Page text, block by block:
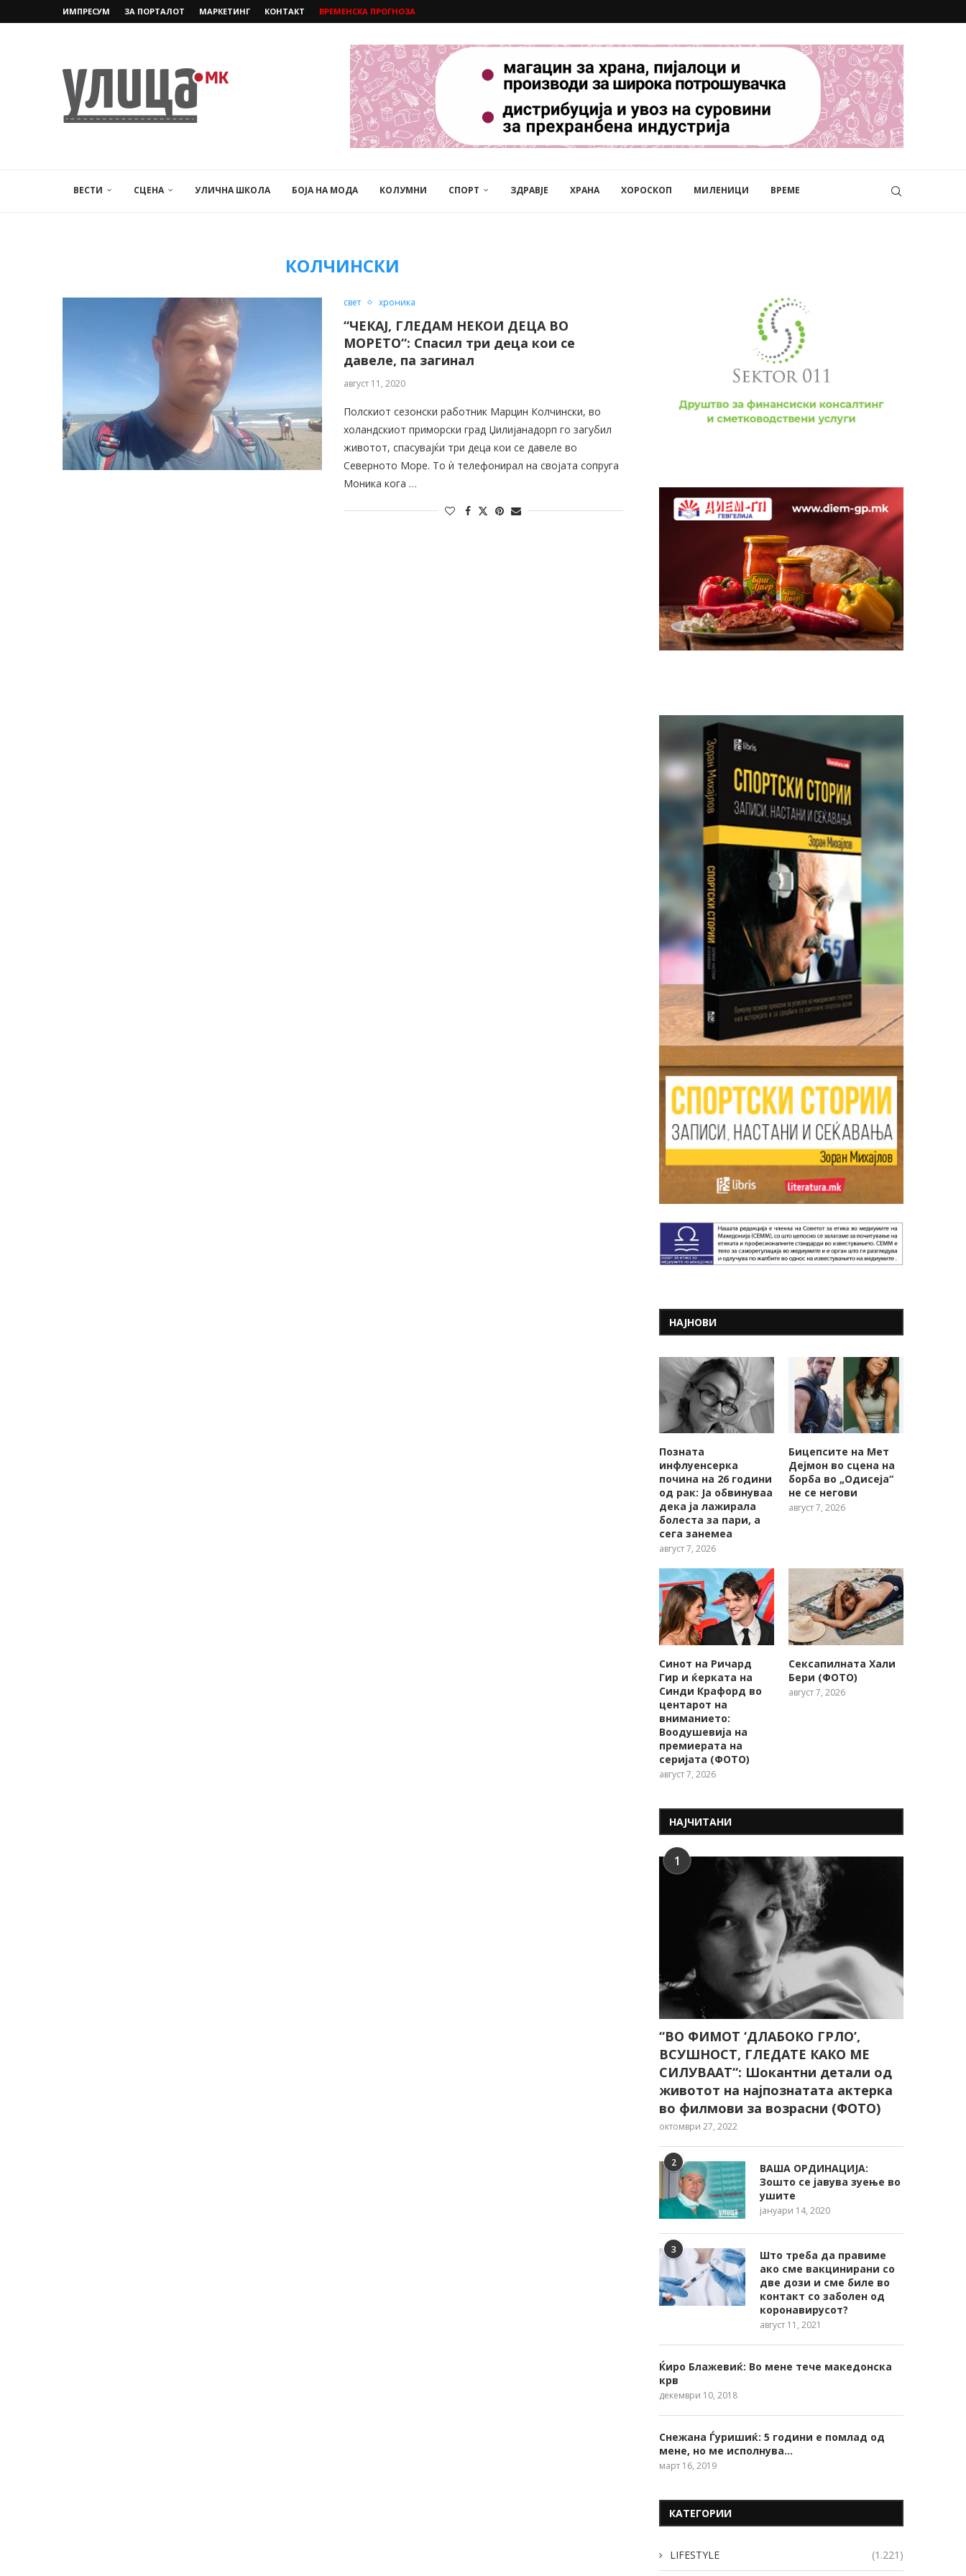
ИМПРЕСУМ ЗА ПОРТАЛОТ МАРКЕТИНГ КОНТАКТ ВРЕМЕНСКА ПРОГНОЗА
ВЕСТИ СЦЕНА УЛИЧНА ШКОЛА БОЈА НА МОДА КОЛУМНИ СПОРТ ЗДРАВЈЕ ХРАНА ХОРОСКОП МИЛЕНИЦИ ВРЕМЕ
КОЛЧИНСКИ
свет хроника
“ЧЕКАЈ, ГЛЕДАМ НЕКОИ ДЕЦА ВО
МОРЕТО“: Спасил три деца кои се
давеле, па загинал
август 11, 2020
Полскиот сезонски работник Марцин Колчински, во
холандскиот приморски град Џилијанадорп го загубил
животот, спасувајќи три деца кои се давеле во
Северното Море. То ѝ телефонирал на својата сопруга
Моника кога …
НАЈНОВИ
Позната
инфлуенсерка
почина на 26 години
од рак: Ја обвинуваа
дека ја лажирала
болеста за пари, а
сега занемеа
август 7, 2026
Бицепсите на Мет
Дејмон во сцена на
борба во „Одисеја“
не се негови
август 7, 2026
Синот на Ричард
Гир и ќерката на
Синди Крафорд во
центарот на
вниманието:
Воодушевија на
премиерата на
серијата (ФОТО)
август 7, 2026
Сексапилната Хали
Бери (ФОТО)
август 7, 2026
НАЈЧИТАНИ
1
“ВО ФИМОТ ‘ДЛАБОКО ГРЛО’,
ВСУШНОСТ, ГЛЕДАТЕ КАКО МЕ
СИЛУВААТ“: Шокантни детали од
животот на најпознатата актерка
во филмови за возрасни (ФОТО)
октомври 27, 2022
2
ВАША ОРДИНАЦИЈА:
Зошто се јавува зуење во
ушите
јануари 14, 2020
3
Што треба да правиме
ако сме вакцинирани со
две дози и сме биле во
контакт со заболен од
коронавирусот?
август 11, 2021
Ќиро Блажевиќ: Во мене тече македонска
крв
декември 10, 2018
Снежана Ѓуришиќ: 5 години е помлад од
мене, но ме исполнува…
март 16, 2019
КАТЕГОРИИ
LIFESTYLE (1.221)